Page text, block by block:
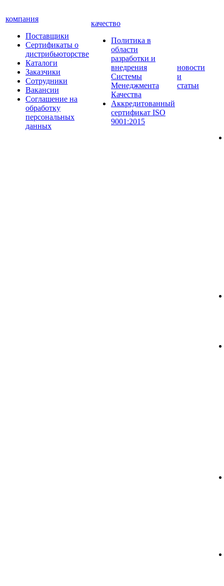
компания
Поставщики
Сертификаты о
дистрибьюторстве
Каталоги
Заказчики
Сотрудники
Вакансии
Соглашение на
обработку
персональных
данных
качество
Политика в
области
разработки и
внедрения
Системы
Менеджмента
Качества
Аккредитованный
сертификат ISO
9001:2015
новости
и
статьи